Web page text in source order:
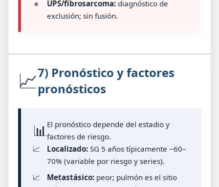
🔹
UPS/fibrosarcoma:diagnóstico de
exclusión; sin fusión.
📈7) Pronóstico y factores
pronósticos
📊 El pronóstico depende del estadio y
factores de riesgo.
📈
Localizado:SG 5 años típicamente ~60–
70% (variable por riesgo y series).
📈
Metastásico:peor; pulmón es el sitio